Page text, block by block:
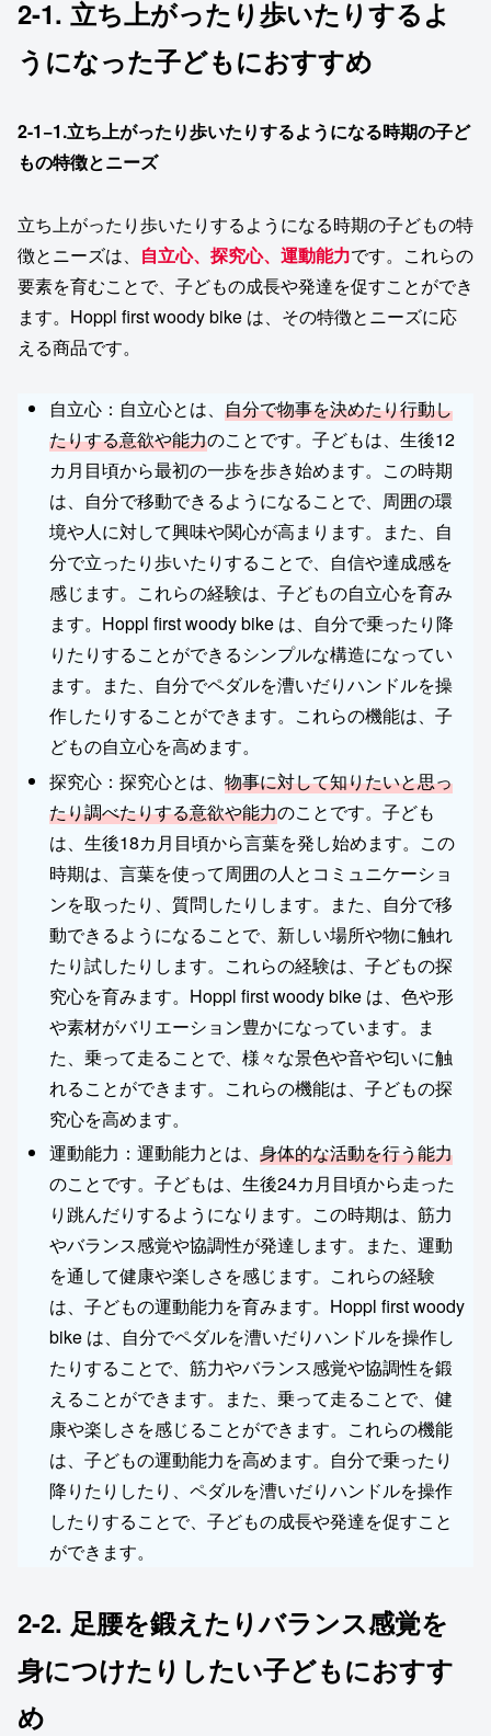
2-1. 立ち上がったり歩いたりするよ
うになった子どもにおすすめ
2-1−1.立ち上がったり歩いたりするようになる時期の子ど
もの特徴とニーズ
立ち上がったり歩いたりするようになる時期の子どもの特
徴とニーズは、 自立心、 探究心、 運動能力です。これらの
要素を育むことで、子どもの成長や発達を促すことができ
ます。Hoppl first woody bike は、その特徴とニーズに応
える商品です。
自立心：自立心とは、自分で物事を決めたり行動し
たりする意欲や能力のことです。子どもは、生後12
カ月目頃から最初の一歩を歩き始めます。この時期
は、自分で移動できるようになることで、周囲の環
境や人に対して興味や関心が高まります。また、自
分で立ったり歩いたりすることで、自信や達成感を
感じます。これらの経験は、子どもの自立心を育み
ます。Hoppl first woody bike は、自分で乗ったり降
りたりすることができるシンプルな構造になってい
ます。また、自分でペダルを漕いだりハンドルを操
作したりすることができます。これらの機能は、子
どもの自立心を高めます。
探究心：探究心とは、物事に対して知りたいと思っ
たり調べたりする意欲や能力のことです。子ども
は、生後18カ月目頃から言葉を発し始めます。この
時期は、言葉を使って周囲の人とコミュニケーショ
ンを取ったり、質問したりします。また、自分で移
動できるようになることで、新しい場所や物に触れ
たり試したりします。これらの経験は、子どもの探
究心を育みます。Hoppl first woody bike は、色や形
や素材がバリエーション豊かになっています。ま
た、乗って走ることで、様々な景色や音や匂いに触
れることができます。これらの機能は、子どもの探
究心を高めます。
運動能力：運動能力とは、身体的な活動を行う能力
のことです。子どもは、生後24カ月目頃から走った
り跳んだりするようになります。この時期は、筋力
やバランス感覚や協調性が発達します。また、運動
を通して健康や楽しさを感じます。これらの経験
は、子どもの運動能力を育みます。Hoppl first woody
bike は、自分でペダルを漕いだりハンドルを操作し
たりすることで、筋力やバランス感覚や協調性を鍛
えることができます。また、乗って走ることで、健
康や楽しさを感じることができます。これらの機能
は、子どもの運動能力を高めます。自分で乗ったり
降りたりしたり、ペダルを漕いだりハンドルを操作
したりすることで、子どもの成長や発達を促すこと
ができます。
2-2. 足腰を鍛えたりバランス感覚を
身につけたりしたい子どもにおすす
め